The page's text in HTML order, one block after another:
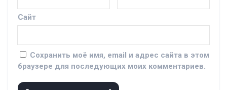
Сайт
Сохранить моё имя, email и адрес сайта в этом
браузере для последующих моих комментариев.